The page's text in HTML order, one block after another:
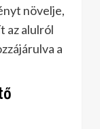
növelje,
az alulról
a